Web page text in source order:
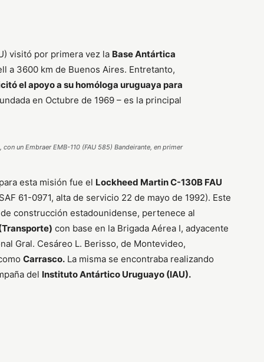
visitó por primera vez la Base Antártica
a 3600 km de Buenos Aires. Entretanto,
el apoyo a su homóloga uruguaya para
en Octubre de 1969 – es la principal
un Embraer EMB-110 (FAU 585) Bandeirante, en primer
esta misión fue el Lockheed Martin C-130B FAU
61-0971, alta de servicio 22 de mayo de 1992). Este
construcción estadounidense, pertenece al
con base en la Brigada Aérea I, adyacente
Gral. Cesáreo L. Berisso, de Montevideo,
Carrasco.La misma se encontraba realizando
del Instituto Antártico Uruguayo (IAU).